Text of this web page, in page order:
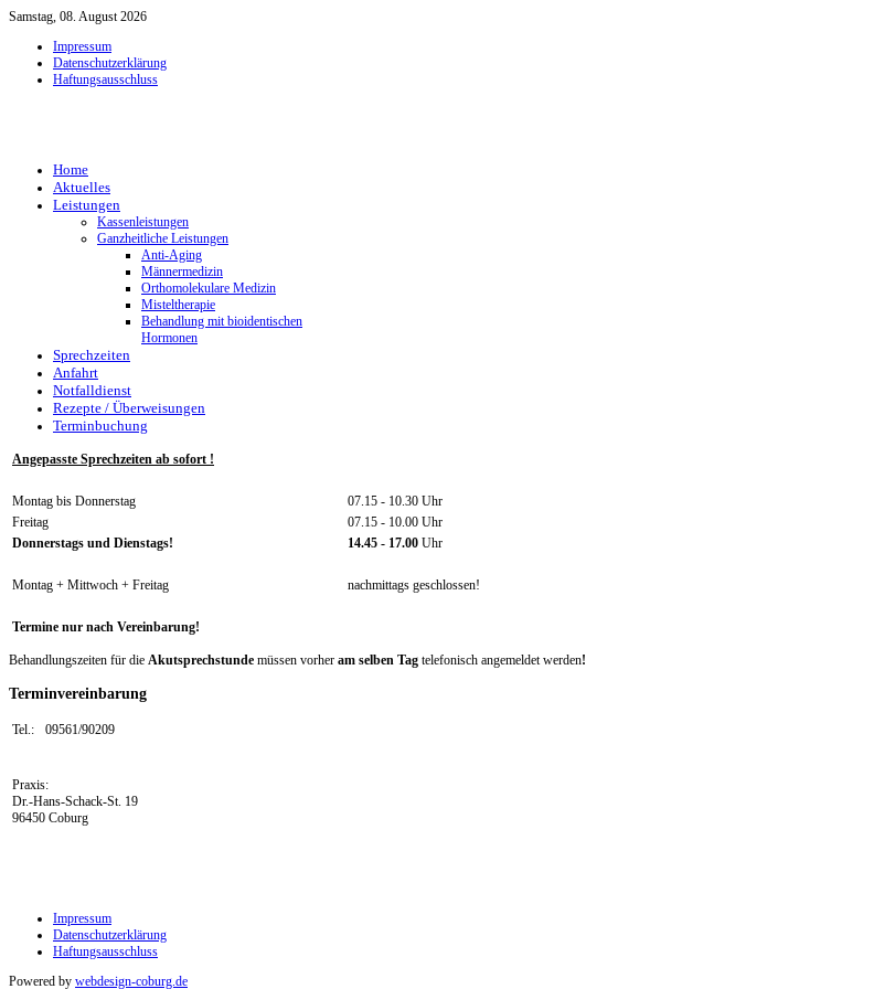
Samstag, 08. August 2026
Impressum
Datenschutzerklärung
Haftungsausschluss
Home
Aktuelles
Leistungen
Kassenleistungen
Ganzheitliche Leistungen
Anti-Aging
Männermedizin
Orthomolekulare Medizin
Misteltherapie
Behandlung mit bioidentischen
Hormonen
Sprechzeiten
Anfahrt
Notfalldienst
Rezepte / Überweisungen
Terminbuchung
Angepasste Sprechzeiten ab sofort !
Montag bis Donnerstag
07.15 - 10.30 Uhr
Freitag
07.15 - 10.00 Uhr
Donnerstags und Dienstags!
14.45 - 17.00 Uhr
Montag + Mittwoch + Freitag nachmittags geschlossen!
Termine nur nach Vereinbarung!
Behandlungszeiten für die Akutsprechstunde müssen vorher am selben Tag telefonisch angemeldet werden!
Terminvereinbarung
Tel.: 09561/90209
Praxis:
Dr.-Hans-Schack-St. 19
96450 Coburg
Impressum
Datenschutzerklärung
Haftungsausschluss
Powered by webdesign-coburg.de